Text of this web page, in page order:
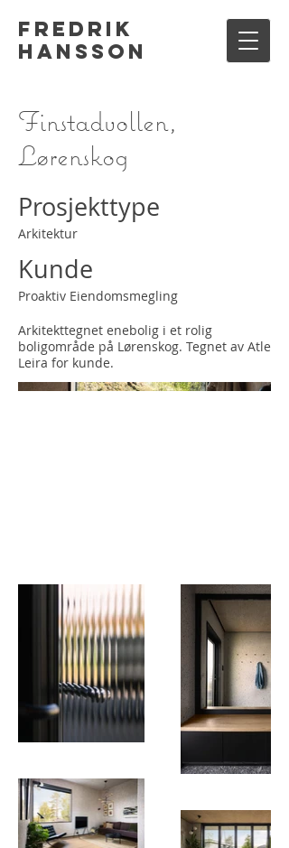
Fredrik
Hansson
Finstadvollen,
Lørenskog
Prosjekttype
Arkitektur
Kunde
Proaktiv Eiendomsmegling
Arkitekttegnet enebolig i et rolig
boligområde på Lørenskog. Tegnet av Atle
Leira for kunde.